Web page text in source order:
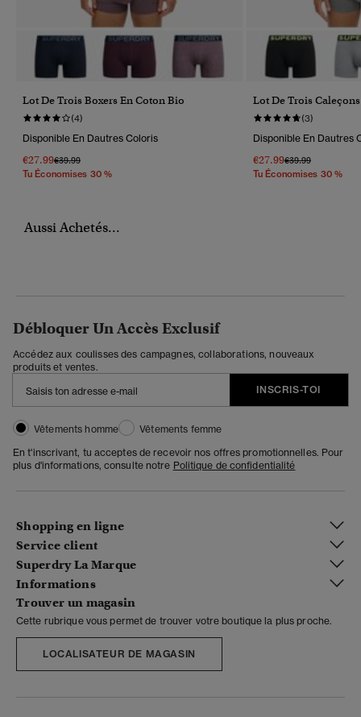
Lot De Trois Boxers En Coton Bio
(4)
Disponible En Dautres Coloris
€27.99Prix Réduit De
€39.99À
Tu Économises 30 %
Lot De Trois Caleçons
(3)
Disponible En Dautres
€27.99Prix Réduit De
€39.99À
Tu Économises 30 %
Aussi Achetés...
Débloquer Un Accès Exclusif
Accédez aux coulisses des campagnes, collaborations, nouveaux
produits et ventes.
INSCRIS-TOI
Vêtements homme
Vêtements femme
En t'inscrivant, tu acceptes de recevoir nos offres promotionnelles. Pour
plus d'informations, consulte notre Politique de confidentialité
Shopping en ligne
Service client
Superdry La Marque
Informations
Trouver un magasin
Cette rubrique vous permet de trouver votre boutique la plus proche.
LOCALISATEUR DE MAGASIN